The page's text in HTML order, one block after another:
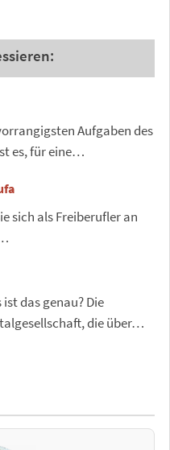
Aufgaben des
es, für eine…
sich als Freiberufler an
das genau? Die
die über…